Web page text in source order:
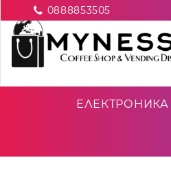
0888853505
ЕЛЕКТРОНИКА